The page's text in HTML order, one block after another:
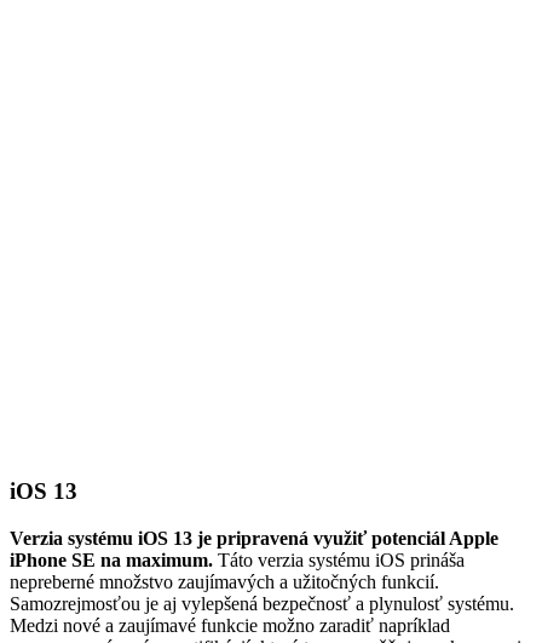
iOS 13
Verzia systému iOS 13 je pripravená využiť potenciál Apple
iPhone SE na maximum. Táto verzia systému iOS prináša
nepreberné množstvo zaujímavých a užitočných funkcií.
Samozrejmosťou je aj vylepšená bezpečnosť a plynulosť systému.
Medzi nové a zaujímavé funkcie možno zaradiť napríklad